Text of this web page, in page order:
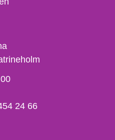
24 66